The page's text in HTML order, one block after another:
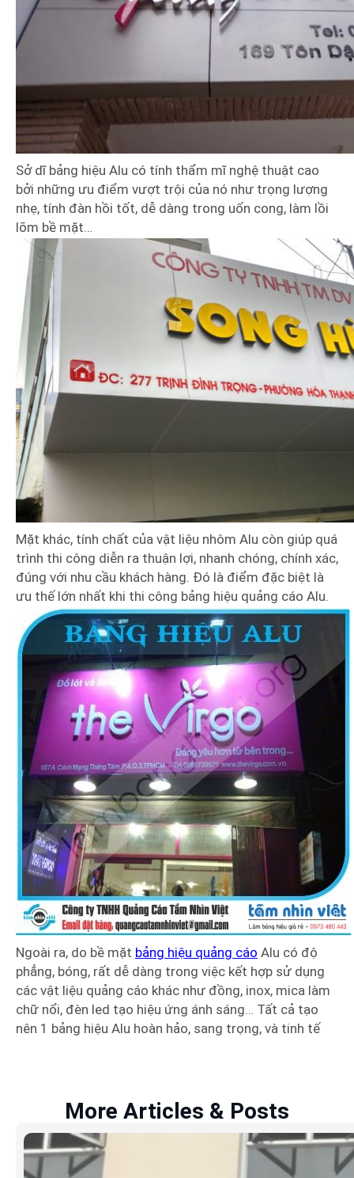
Sở dĩ bảng hiệu Alu có tính thẩm mĩ nghệ thuật cao
bởi những ưu điểm vượt trội của nó như trọng lượng
nhẹ, tính đàn hồi tốt, dễ dàng trong uốn cong, làm lồi
lõm bề mặt…
Mặt khác, tính chất của vật liệu nhôm Alu còn giúp quá
trình thi công diễn ra thuận lợi, nhanh chóng, chính xác,
đúng với nhu cầu khách hàng. Đó là điểm đặc biệt là
ưu thế lớn nhất khi thi công bảng hiệu quảng cáo Alu.
Ngoài ra, do bề mặt bảng hiệu quảng cáo Alu có độ
phẳng, bóng, rất dễ dàng trong việc kết hợp sử dụng
các vật liệu quảng cáo khác như đồng, inox, mica làm
chữ nổi, đèn led tạo hiệu ứng ánh sáng… Tất cả tạo
nên 1 bảng hiệu Alu hoàn hảo, sang trọng, và tinh tế
More Articles & Posts